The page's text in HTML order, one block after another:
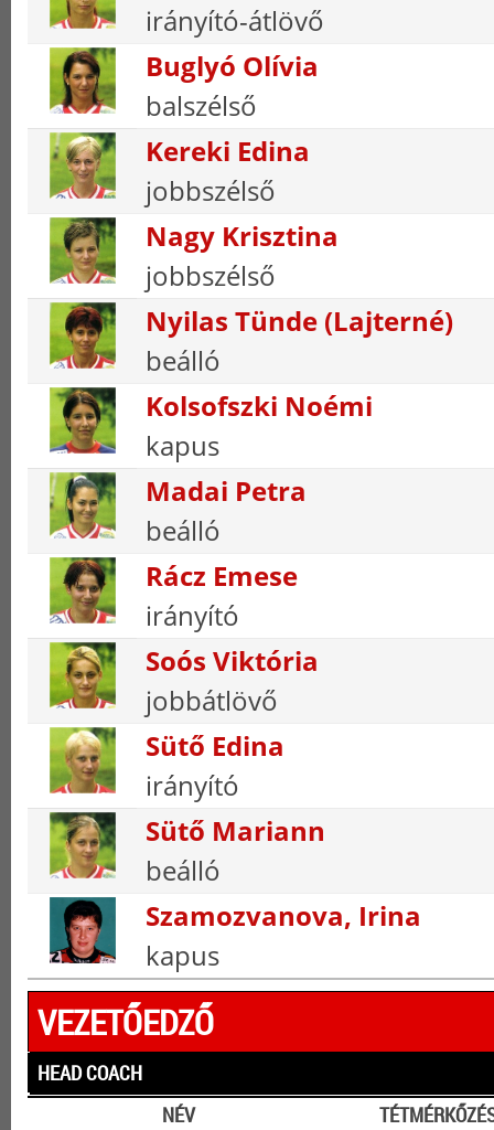
irányító-átlövő
Buglyó Olívia
balszélső
Kereki Edina
jobbszélső
Nagy Krisztina
jobbszélső
Nyilas Tünde (Lajterné)
beálló
Kolsofszki Noémi
kapus
Madai Petra
beálló
Rácz Emese
irányító
Soós Viktória
jobbátlövő
Sütő Edina
irányító
Sütő Mariann
beálló
Szamozvanova, Irina
kapus
VEZETŐEDZŐ
HEAD COACH
NÉV